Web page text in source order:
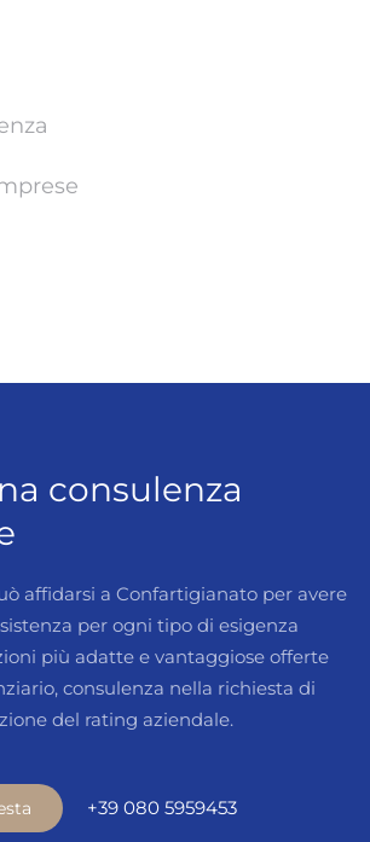
consulenza
affidarsi a Confartigianato per avere
per ogni tipo di esigenza
più adatte e vantaggiose offerte
consulenza nella richiesta di
del rating aziendale.
+39 080 5959453